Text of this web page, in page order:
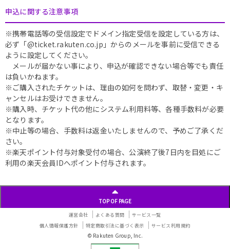
申込に関する注意事項
※携帯電話等の受信設定でドメイン指定受信を設定している方は、
必ず「@ticket.rakuten.co.jp」からのメールを事前に受信できる
ように設定してください。
メールが届かない事により、申込が確認できない場合等でも責任
は負いかねます。
※ご購入されたチケットは、理由の如何を問わず、取替・変更・キ
ャンセルはお受けできません。
※購入時、チケット代の他にシステム利用料等、各種手数料が必要
となります。
※中止等の場合、手数料は返金いたしませんので、予めご了承くだ
さい。
※楽天ポイント付与対象受付の場合、公演終了後7日内を目処にご
利用の楽天会員IDへポイント付与されます。
TOP OF PAGE
運営会社 よくある質問
サービス一覧
個人情報保護方針
特定商取引法に基づく表示 サービス利用規約
© Rakuten Group, Inc.